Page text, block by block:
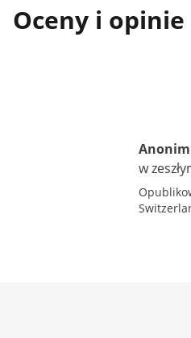
Oceny i opinie
Anonim
w